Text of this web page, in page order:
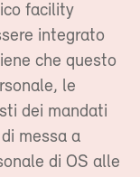
facility
integrato
che questo
le
dei mandati
messa a
di OS alle